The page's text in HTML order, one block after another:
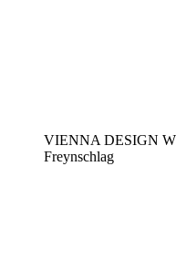
VIENNA DESIGN
Freynschlag